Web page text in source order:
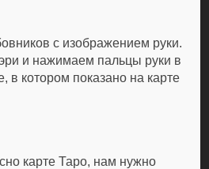
с изображением руки.
и нажимаем пальцы руки в
в котором показано на карте
карте Таро, нам нужно